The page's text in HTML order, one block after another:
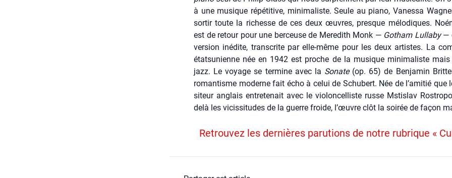
à une musique répé­ti­tive, mini­ma­liste. Seule au pia­no, Vanes­sa
sor­tir toute la richesse de ces deux œuvres, presque mélo­diques.
est de retour pour une ber­ceuse de Mere­dith Monk — Gotham Lul­la­by—
ver­sion inédite, trans­crite par elle-même pour les deux artistes. La
état­su­nienne née en 1942 est proche de la musique mini­ma­liste
jazz. Le voyage se ter­mine avec la Sonate(op. 65) de Ben­ja­min
roman­tisme moderne fait écho à celui de Schu­bert. Née de l’amitié que
si­teur anglais entre­te­nait avec le vio­lon­cel­liste russe Msti­slav
delà les vicis­si­tudes de la guerre froide, l’œuvre clôt la soi­rée de façon
Retrouvez les dernières parutions de notre rubrique «